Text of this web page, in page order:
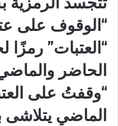
“الوقوف على
“العتبات” رمزًا
الحاضر
“وقفتُ على
الماضي يتلاشى